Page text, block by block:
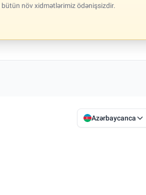
növ xidmətlərimiz ödənişsizdir.
Azərbaycanca